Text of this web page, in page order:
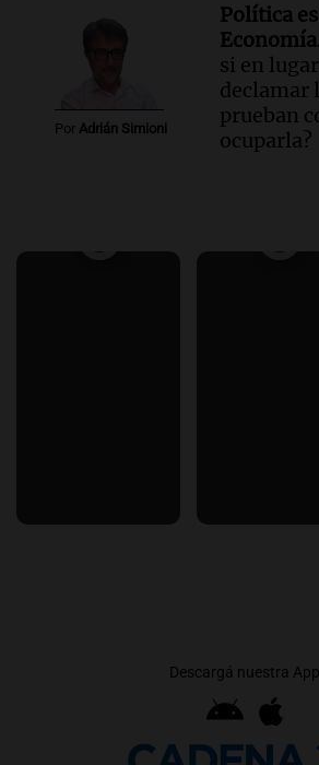
Por Adrián Simioni
Política
si en
declamar
prueban
ocuparla?
Descargá nuestra App